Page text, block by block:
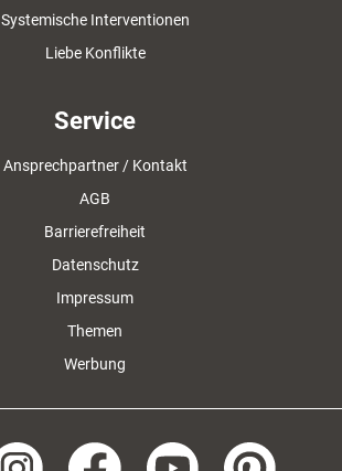
Systemische Interventionen
Liebe Konflikte
Service
Ansprechpartner / Kontakt
AGB
Barrierefreiheit
Datenschutz
Impressum
Themen
Werbung